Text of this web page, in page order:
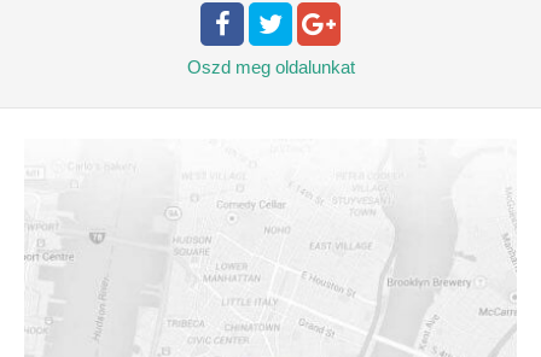
Oszd meg oldalunkat